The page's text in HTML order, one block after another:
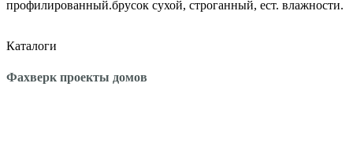
профилированный.брусок сухой, строганный, ест. влажности.
Каталоги
Фахверк проекты домов